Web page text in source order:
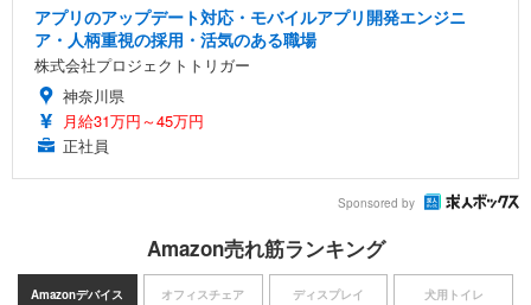
アプリのアップデート対応・モバイルアプリ開発エンジニ
ア・人柄重視の採用・活気のある職場
株式会社プロジェクトトリガー
神奈川県
月給31万円～45万円
正社員
Sponsored by
Amazon売れ筋ランキング
Amazonデバイス オフィスチェア ディスプレイ 犬用トイレ